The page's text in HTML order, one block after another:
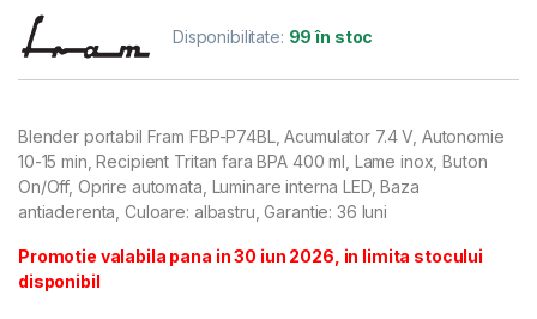
Disponibilitate: 99 în stoc
Blender portabil Fram FBP-P74BL, Acumulator 7.4 V, Autonomie
10-15 min, Recipient Tritan fara BPA 400 ml, Lame inox, Buton
On/Off, Oprire automata, Luminare interna LED, Baza
antiaderenta, Culoare: albastru, Garantie: 36 luni
Promotie valabila pana in 30 iun 2026, in limita stocului
disponibil